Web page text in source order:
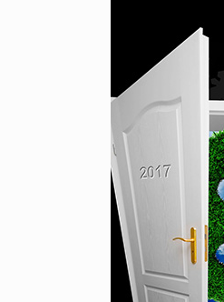
حِكم، وأهداف >> المزيد
في أهمية عيد